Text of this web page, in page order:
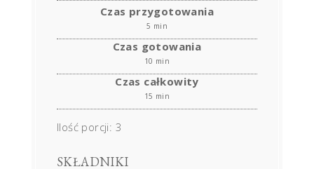
Czas przygotowania
5 min
Czas gotowania
10 min
Czas całkowity
15 min
Ilość porcji: 3
SKŁADNIKI